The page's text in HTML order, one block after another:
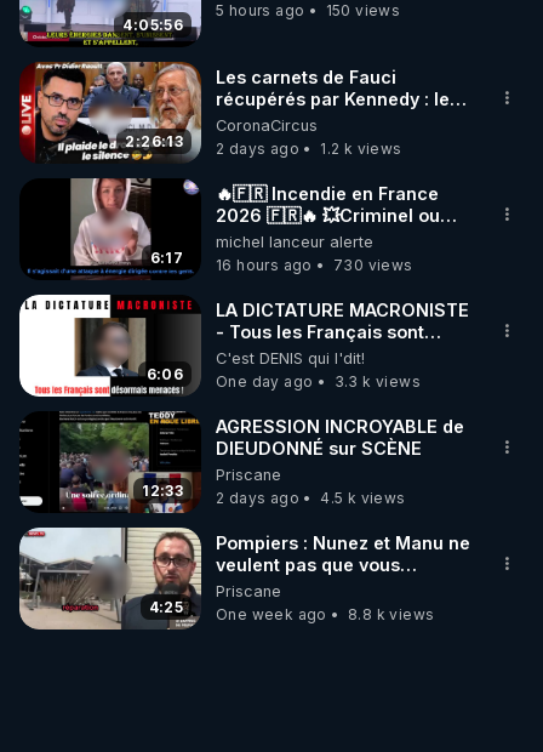
4:05:56
5 hours ago
150 views
2:26:13
Les carnets de Fauci
récupérés par Kennedy : le
scandale que plus personne
ne peut cacher
CoronaCircus
2 days ago
1.2 k views
6:17
🔥🇫🇷 Incendie en France
2026 🇫🇷🔥 💥Criminel ou
coincidence naturelle?💥
@NostraDamoucho
michel lanceur alerte
16 hours ago
730 views
6:06
LA DICTATURE MACRONISTE
- Tous les Français sont
désormais menacés !
C'est DENIS qui l'dit!
One day ago
3.3 k views
12:33
AGRESSION INCROYABLE de
DIEUDONNÉ sur SCÈNE
Priscane
2 days ago
4.5 k views
4:25
Pompiers : Nunez et Manu ne
veulent pas que vous
entendiez ça ! On se fout de
nous !? 25/07/2026
Priscane
One week ago
8.8 k views